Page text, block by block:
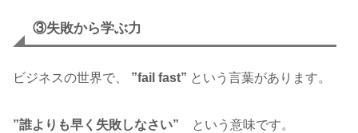
③失敗から学ぶ力
ビジネスの世界で、 ”fail fast” という言葉があります。
”誰よりも早く失敗しなさい” という意味です。